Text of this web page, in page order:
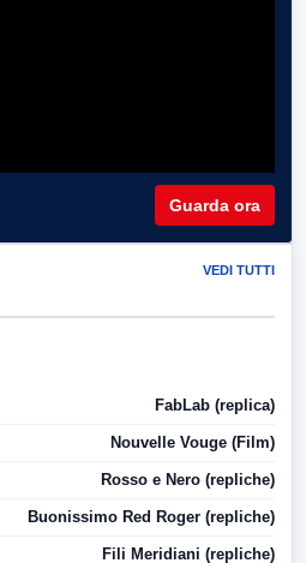
Guarda ora
VEDI TUTTI
FabLab (replica)
Nouvelle Vouge (Film)
Rosso e Nero (repliche)
Buonissimo Red Roger (repliche)
Fili Meridiani (repliche)